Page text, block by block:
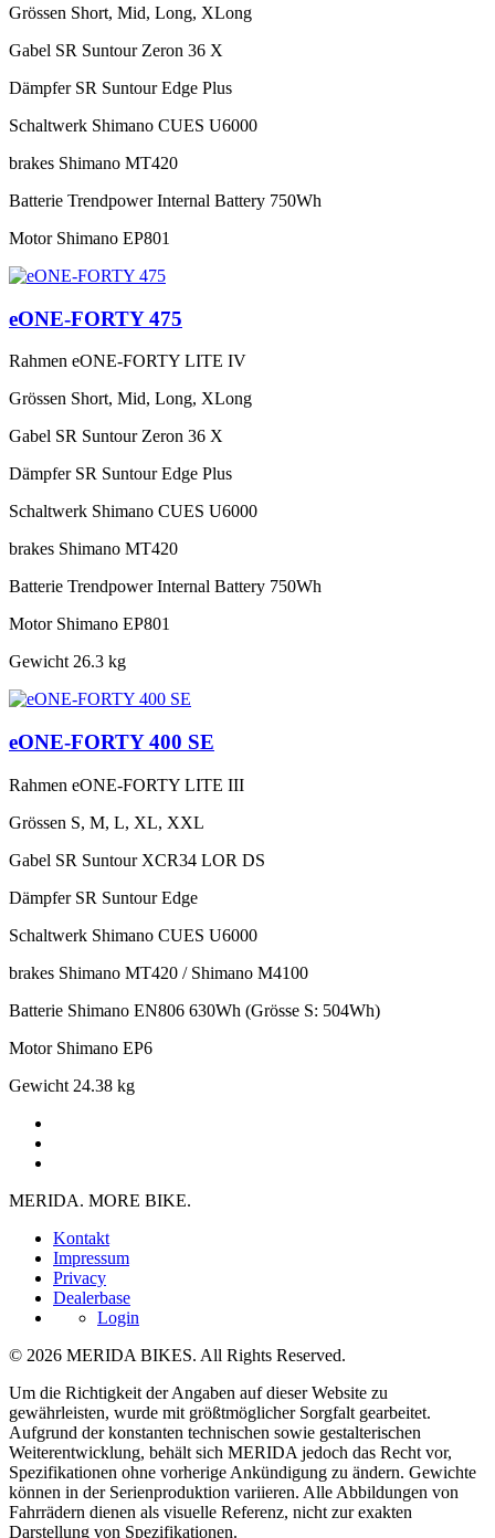
Grössen Short, Mid, Long, XLong
Gabel SR Suntour Zeron 36 X
Dämpfer SR Suntour Edge Plus
Schaltwerk Shimano CUES U6000
brakes Shimano MT420
Batterie Trendpower Internal Battery 750Wh
Motor Shimano EP801
eONE-FORTY 475
Rahmen eONE-FORTY LITE IV
Grössen Short, Mid, Long, XLong
Gabel SR Suntour Zeron 36 X
Dämpfer SR Suntour Edge Plus
Schaltwerk Shimano CUES U6000
brakes Shimano MT420
Batterie Trendpower Internal Battery 750Wh
Motor Shimano EP801
Gewicht 26.3 kg
eONE-FORTY 400 SE
Rahmen eONE-FORTY LITE III
Grössen S, M, L, XL, XXL
Gabel SR Suntour XCR34 LOR DS
Dämpfer SR Suntour Edge
Schaltwerk Shimano CUES U6000
brakes Shimano MT420 / Shimano M4100
Batterie Shimano EN806 630Wh (Grösse S: 504Wh)
Motor Shimano EP6
Gewicht 24.38 kg
MERIDA. MORE BIKE.
Kontakt
Impressum
Privacy
Dealerbase
Login
© 2026 MERIDA BIKES. All Rights Reserved.
Um die Richtigkeit der Angaben auf dieser Website zu
gewährleisten, wurde mit größtmöglicher Sorgfalt gearbeitet.
Aufgrund der konstanten technischen sowie gestalterischen
Weiterentwicklung, behält sich MERIDA jedoch das Recht vor,
Spezifikationen ohne vorherige Ankündigung zu ändern. Gewichte
können in der Serienproduktion variieren. Alle Abbildungen von
Fahrrädern dienen als visuelle Referenz, nicht zur exakten
Darstellung von Spezifikationen.